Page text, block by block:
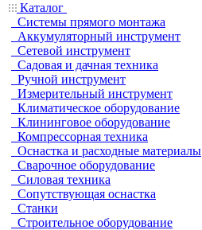
Каталог
Системы прямого монтажа
Аккумуляторный инструмент
Сетевой инструмент
Садовая и дачная техника
Ручной инструмент
Измерительный инструмент
Климатическое оборудование
Клининговое оборудование
Компрессорная техника
Оснастка и расходные материалы
Сварочное оборудование
Силовая техника
Сопутствующая оснастка
Станки
Строительное оборудование